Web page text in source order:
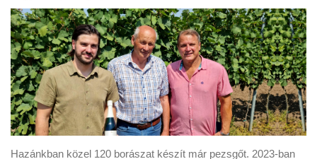
Hazánkban közel 120 borászat készít már pezsgőt. 2023-ban